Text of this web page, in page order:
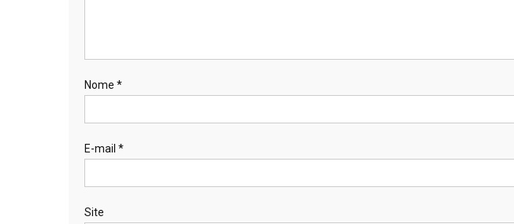
Nome *
E-mail *
Site